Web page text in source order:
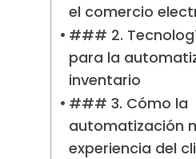
el comercio
### 2.
para la
inventario
### 3. Cómo la
automatización
experiencia del